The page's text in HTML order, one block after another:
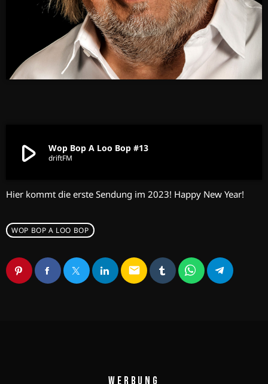
play_arrow Wop Bop A Loo Bop #13
driftFM
Hier kommt die erste Sendung im 2023! Happy New Year!
WOP BOP A LOO BOP
email